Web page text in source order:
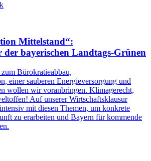
Mittelstand“:
bayerischen Landtags-Grünen
Bürokratieabbau,
einer sauberen Energieversorgung und
wollen wir voranbringen. Klimagerecht,
Auf unserer Wirtschaftsklausur
mit diesen Themen, um konkrete
zu erarbeiten und Bayern für kommende